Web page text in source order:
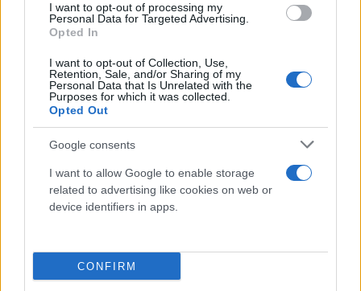
I want to opt-out of processing my
Personal Data for Targeted Advertising.
Opted In
I want to opt-out of Collection, Use,
Retention, Sale, and/or Sharing of my
Personal Data that Is Unrelated with the
Purposes for which it was collected.
Opted Out
Google consents
I want to allow Google to enable storage
related to advertising like cookies on web or
device identifiers in apps.
CONFIRM
της ριζοσπαστικής με την... πατριωτική Αριστερά. Η
αυταρχική άνωθεν εντολή διαγραφής τεσσάρων
ιστορικών στελεχών, ανάμεσά τους δύο πρώην
γραμματείς του κόμματος. Το αρχηγικό και
δεσποτικό διάταγμα «όποιος δεν συμφωνεί μαζί
μου, θα είναι εκτός ψηφοδελτίων». Το τοξικό
κλίμα, ο νεοαυριανισμός και ο δεξιόστροφος
λαϊκισμός, οι κραυγές και ο φανατισμός, το μίσος
για το 3% και την ιστορική πορεία της Αριστεράς,
που έβαλαν τη σφραγίδα τους στη δημόσια
«αρχηγού» με το λαό και η επί της ουσίας
κατάργηση των Οργανώσεων Μελών. Η